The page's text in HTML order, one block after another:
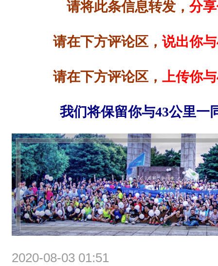
请将此条信息转发， 分
请在下方评论区， 说出你
请在下方评论区， 上传你
我们将保留你与43公里一
2020-08-03 01:51